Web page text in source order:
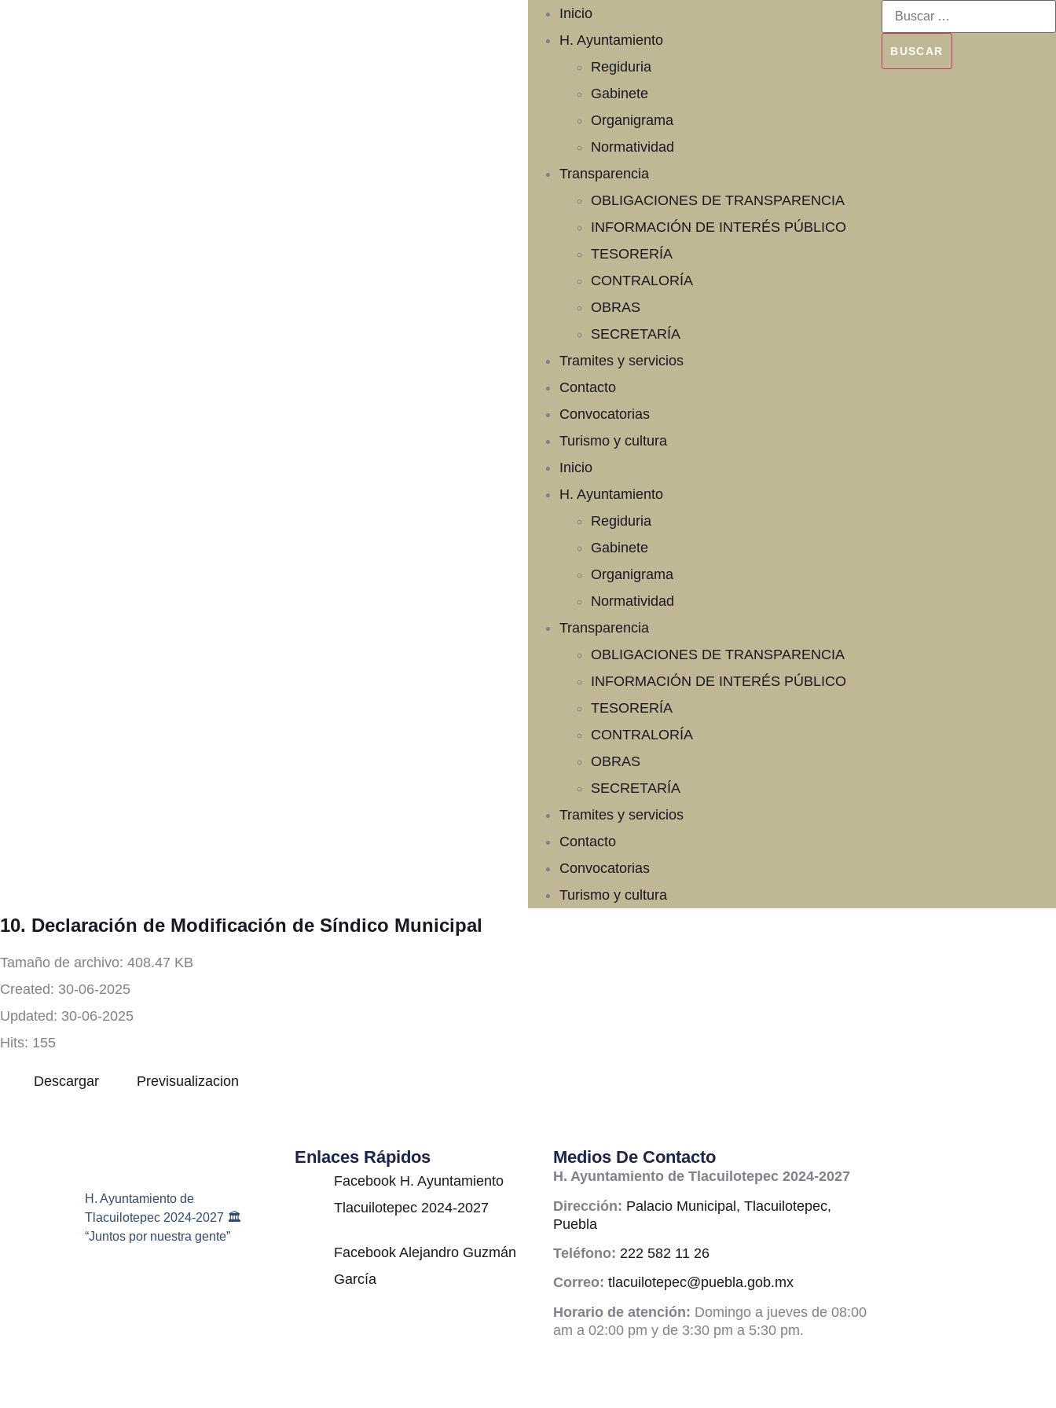
Inicio
H. Ayuntamiento
Regiduria
Gabinete
Organigrama
Normatividad
Transparencia
OBLIGACIONES DE TRANSPARENCIA
INFORMACIÓN DE INTERÉS PÚBLICO
TESORERÍA
CONTRALORÍA
OBRAS
SECRETARÍA
Tramites y servicios
Contacto
Convocatorias
Turismo y cultura
Inicio
H. Ayuntamiento
Regiduria
Gabinete
Organigrama
Normatividad
Transparencia
OBLIGACIONES DE TRANSPARENCIA
INFORMACIÓN DE INTERÉS PÚBLICO
TESORERÍA
CONTRALORÍA
OBRAS
SECRETARÍA
Tramites y servicios
Contacto
Convocatorias
Turismo y cultura
10. Declaración de Modificación de Síndico Municipal
Tamaño de archivo: 408.47 KB
Created: 30-06-2025
Updated: 30-06-2025
Hits: 155
Descargar Previsualizacion
H. Ayuntamiento de
Tlacuilotepec 2024-2027 🏛️
“Juntos por nuestra gente”
Enlaces Rápidos
Facebook H. Ayuntamiento
Tlacuilotepec 2024-2027
Facebook Alejandro Guzmán
García
Medios De Contacto
H. Ayuntamiento de Tlacuilotepec 2024-2027
Dirección: Palacio Municipal, Tlacuilotepec,
Puebla
Teléfono: 222 582 11 26
Correo: tlacuilotepec@puebla.gob.mx
Horario de atención: Domingo a jueves de 08:00
am a 02:00 pm y de 3:30 pm a 5:30 pm.